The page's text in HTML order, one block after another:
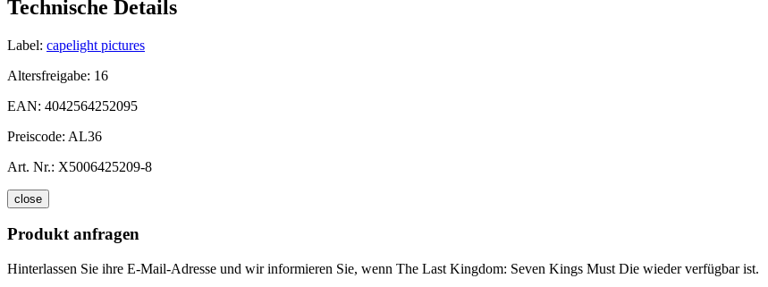
Technische Details
Label: capelight pictures
Altersfreigabe: 16
EAN: 4042564252095
Preiscode: AL36
Art. Nr.: X5006425209-8
close
Produkt anfragen
Hinterlassen Sie ihre E-Mail-Adresse und wir informieren Sie, wenn The Last Kingdom: Seven Kings Must Die wieder verfügbar ist.